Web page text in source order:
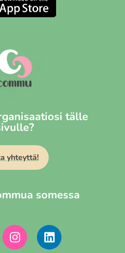
tälle
yhteyttä!
somessa